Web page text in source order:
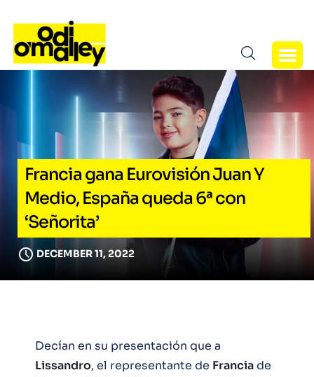
Francia gana Eurovisión Juan Y
Medio, España queda 6ª con
‘Señorita’
DECEMBER 11, 2022
Decían en su presentación que a
Lissandro, el representante de Franciade